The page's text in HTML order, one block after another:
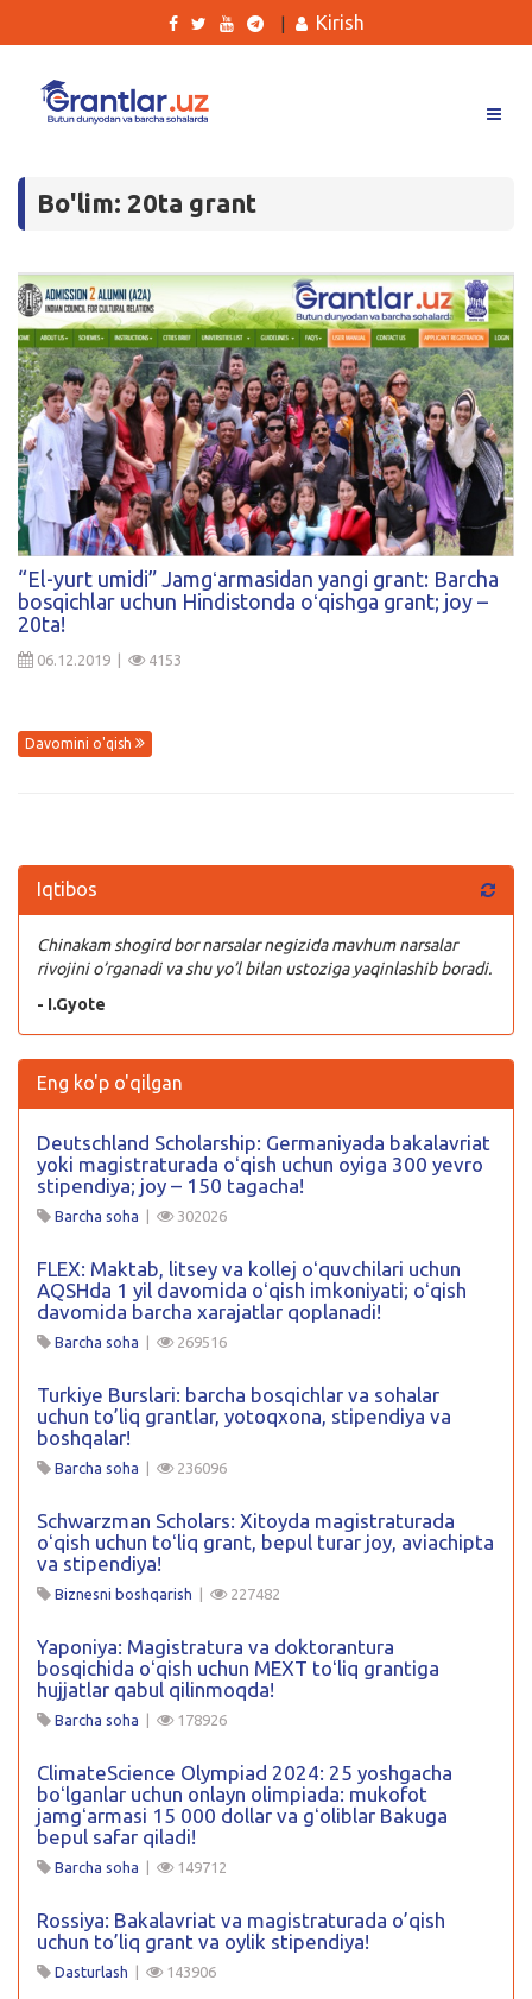
Tanlovlar
Kurslar
Blog
Yana
Qidirish
Kirish
Kirish
Bo'lim: 20ta grant
“El-yurt umidi” Jamgʻarmasidan yangi grant: Barcha
bosqichlar uchun Hindistonda oʻqishga grant; joy –
20ta!
06.12.2019 | 4153
Davomini o'qish
Iqtibos
Chinakam shogird bor narsalar negizida mavhum narsalar
rivojini o’rganadi va shu yo’l bilan ustoziga yaqinlashib boradi.
- I.Gyote
Eng ko'p o'qilgan
Deutschland Scholarship: Germaniyada bakalavriat
yoki magistraturada oʻqish uchun oyiga 300 yevro
stipendiya; joy – 150 tagacha!
Barcha soha 302026
FLEX: Maktab, litsey va kollej oʻquvchilari uchun
AQSHda 1 yil davomida oʻqish imkoniyati; oʻqish
davomida barcha xarajatlar qoplanadi!
Barcha soha 269516
Turkiye Burslari: barcha bosqichlar va sohalar
uchun to’liq grantlar, yotoqxona, stipendiya va
boshqalar!
Barcha soha 236096
Schwarzman Scholars: Xitoyda magistraturada
oʻqish uchun toʻliq grant, bepul turar joy, aviachipta
va stipendiya!
Biznesni boshqarish 227482
Yaponiya: Magistratura va doktorantura
bosqichida oʻqish uchun MEXT toʻliq grantiga
hujjatlar qabul qilinmoqda!
Barcha soha 178926
ClimateScience Olympiad 2024: 25 yoshgacha
boʻlganlar uchun onlayn olimpiada: mukofot
jamgʻarmasi 15 000 dollar va gʻoliblar Bakuga
bepul safar qiladi!
Barcha soha 149712
Rossiya: Bakalavriat va magistraturada o’qish
uchun to’liq grant va oylik stipendiya!
Dasturlash 143906